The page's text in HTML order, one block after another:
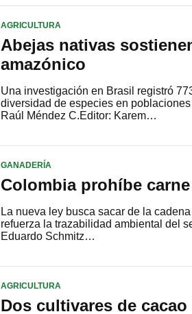
AGRICULTURA
Abejas nativas
amazónico
Una investigación en Brasil registró
diversidad de especies en
Raúl Méndez C.Editor: Karem…
GANADERÍA
Colombia prohíbe
La nueva ley busca sacar de la
refuerza la trazabilidad ambiental del
Eduardo Schmitz…
AGRICULTURA
Dos cultivares de